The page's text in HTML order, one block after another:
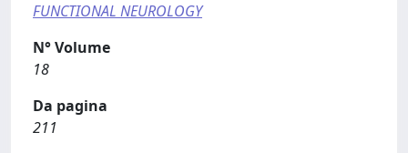
FUNCTIONAL NEUROLOGY
N° Volume
18
Da pagina
211